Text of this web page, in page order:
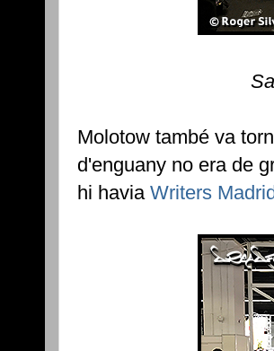
Molotow també va
d'enguany no era de
hi havia Writers